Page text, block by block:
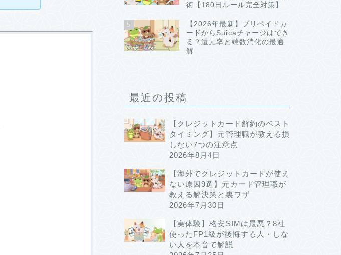
術【180日ルール完全対策】
5
【2026年最新】プリペイドカ
ードからSuicaチャージはでき
る？還元率と端数消化の最適
解
最近の投稿
【クレジットカード解約のベスト
タイミング】元管理職が教える損
しない7つの注意点
2026年8月4日
【海外でクレジットカードが使え
ない原因9選】元カード管理職が
教える解決策と裏ワザ
2026年7月30日
【実体験】格安SIMは最悪？8社
使ったFP1級が後悔する人・しな
い人を本音で解説